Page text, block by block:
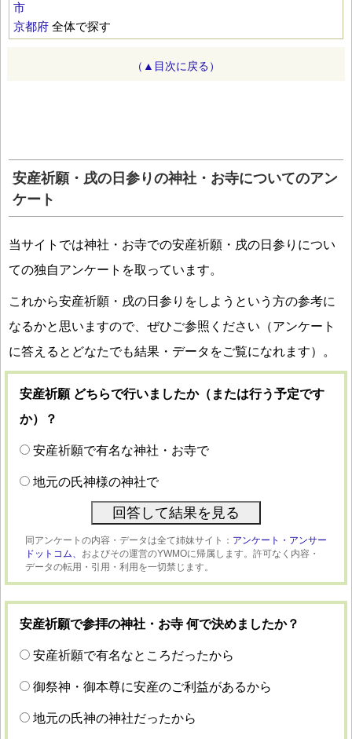
市
京都府 全体で探す
（▲目次に戻る）
安産祈願・戌の日参りの神社・お寺についてのアン
ケート
当サイトでは神社・お寺での安産祈願・戌の日参りについ
ての独自アンケートを取っています。
これから安産祈願・戌の日参りをしようという方の参考に
なるかと思いますので、ぜひご参照ください（アンケート
に答えるとどなたでも結果・データをご覧になれます）。
安産祈願 どちらで行いましたか（または行う予定です
か）？
安産祈願で有名な神社・お寺で
地元の氏神様の神社で
同アンケートの内容・データは全て姉妹サイト： アンケート・アンサー
ドットコム、 およびその運営のYWMOに帰属します。許可なく内容・
データの転用・引用・利用を一切禁じます。
安産祈願で参拝の神社・お寺 何で決めましたか？
安産祈願で有名なところだったから
御祭神・御本尊に安産のご利益があるから
地元の氏神の神社だったから